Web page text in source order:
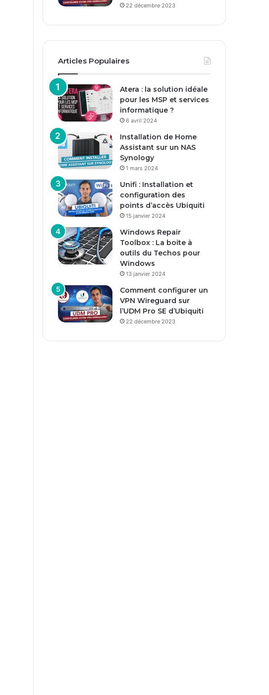
22 décembre 2023
Articles Populaires
Atera : la solution idéale
pour les MSP et services
informatique ?
6 avril 2024
Installation de Home
Assistant sur un NAS
Synology
1 mars 2024
Unifi : Installation et
configuration des
points d’accès Ubiquiti
15 janvier 2024
Windows Repair
Toolbox : La boite à
outils du Techos pour
Windows
13 janvier 2024
Comment configurer un
VPN Wireguard sur
l’UDM Pro SE d’Ubiquiti
22 décembre 2023